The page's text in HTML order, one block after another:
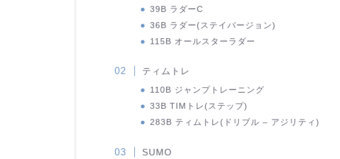
39B ラダーC
36B ラダー(ステイバージョン)
115B オールスターラダー
ティムトレ
110B ジャンプトレーニング
33B TIMトレ(ステップ)
283B ティムトレ(ドリブル – アジリティ)
SUMO